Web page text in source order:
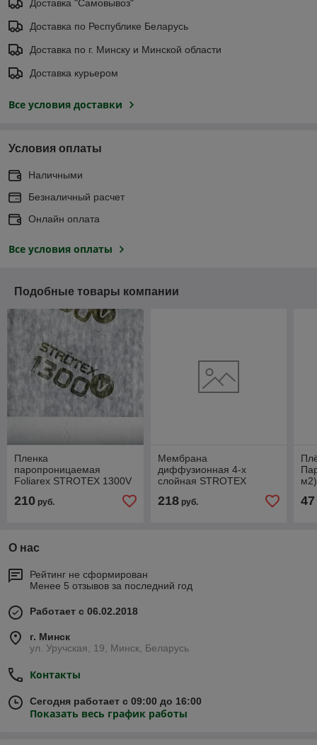
Доставка "Самовывоз"
Доставка по Республике Беларусь
Доставка по г. Минску и Минской области
Доставка курьером
Все условия доставки
Условия оплаты
Наличными
Безналичный расчет
Онлайн оплата
Все условия оплаты
Подобные товары компании
Пленка
паропроницаемая
Foliarex STROTEX 1300V
1500х50000 150 г/м2 75
м2
210 руб.
Мембрана
диффузионная 4-х
слойная STROTEX
Dynamic 1500x50000 135
г/м2
218руб.
м2)
47
О нас
Рейтинг не сформирован
Менее 5 отзывов за последний год
Работает с 06.02.2018
г. Минск
ул. Уручская, 19, Минск, Беларусь
Контакты
Сегодня работает с 09:00 до 16:00
Показать весь график работы